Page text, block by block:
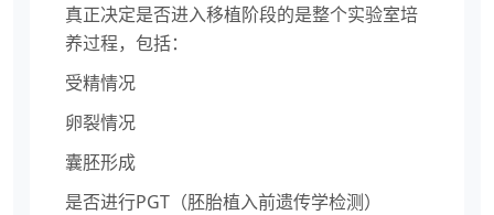
真正决定是否进入移植阶段的是整个实验室培
养过程，包括：
受精情况
卵裂情况
囊胚形成
是否进行PGT（胚胎植入前遗传学检测）